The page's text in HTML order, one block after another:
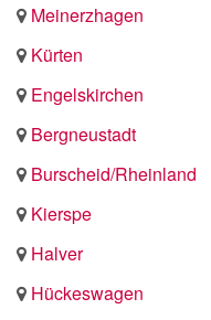
Meinerzhagen
Kürten
Engelskirchen
Bergneustadt
Burscheid/Rheinland
Kierspe
Halver
Hückeswagen